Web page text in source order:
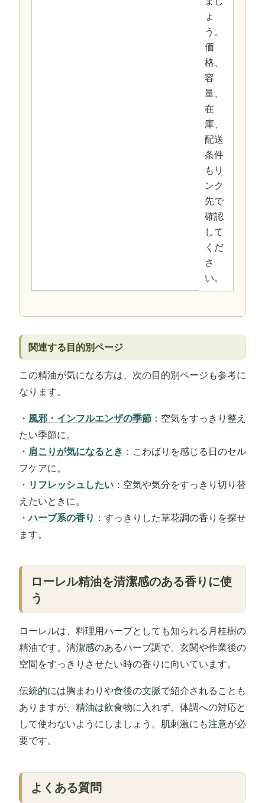
ょ
う。
価
格、
容
量、
在
庫、
配送
条件
もリ
ンク
先で
確認
して
くだ
さ
い。
関連する目的別ページ
この精油が気になる方は、次の目的別ページも参考に
なります。
・ 風邪・インフルエンザの季節 ：空気をすっきり整え
たい季節に。
・ 肩こりが気になるとき ：こわばりを感じる日のセル
フケアに。
・ リフレッシュしたい ：空気や気分をすっきり切り替
えたいときに。
・ハーブ系の香り ：すっきりした草花調の香りを探せ
ます。
ローレル精油を清潔感のある香りに使
う
ローレルは、料理用ハーブとしても知られる月桂樹の
精油です。清潔感のあるハーブ調で、玄関や作業後の
空間をすっきりさせたい時の香りに向いています。
伝統的には胸まわりや食後の文脈で紹介されることも
ありますが、精油は飲食物に入れず、体調への対応と
して使わないようにしましょう。肌刺激にも注意が必
要です。
よくある質問